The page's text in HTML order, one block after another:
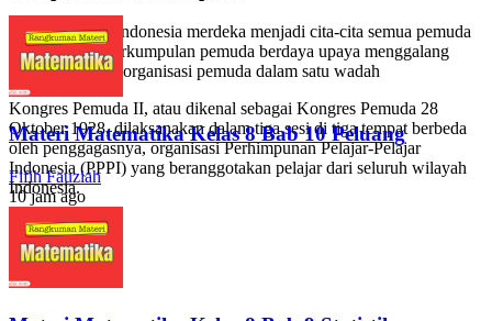
Cita-cita Indonesia merdeka menjadi cita-cita semua pemuda
Semua perkumpulan pemuda berdaya upaya menggalang
persatuan organisasi pemuda dalam satu wadah
Kongres Pemuda II, atau dikenal sebagai Kongres Pemuda 28
Oktober 1928, dilaksanakan dalam tiga sesi di tiga tempat berbeda
oleh penggagasnya, organisasi Perhimpunan Pelajar-Pelajar
Indonesia (PPPI) yang beranggotakan pelajar dari seluruh wilayah
Indonesia.
Materi Matematika Kelas 8 Bab 10 Peluang
Fifih Fauziah
10 jam ago